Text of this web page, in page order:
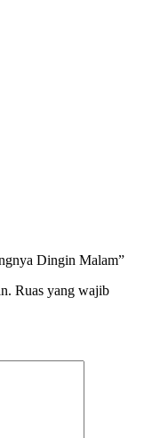
Dingin Malam”
Ruas yang wajib